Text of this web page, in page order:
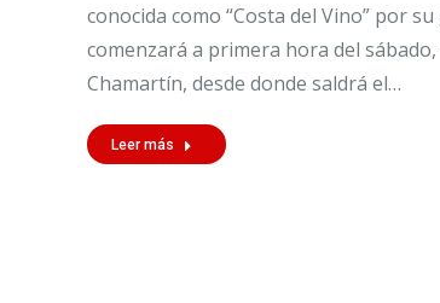
conocida como “Costa del Vino” por
comenzará a primera hora del
Chamartín, desde donde saldrá el…
Leer más